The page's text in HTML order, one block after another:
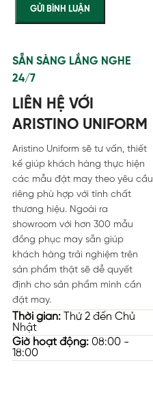
SẴN SÀNG LẮNG NGHE
24/7
LIÊN HỆ VỚI
ARISTINO UNIFORM
Aristino Uniform sẽ tư vấn, thiết
kế giúp khách hàng thực hiện
các mẫu đặt may theo yêu cầu
riêng phù hợp với tính chất
thương hiệu. Ngoài ra
showroom với hơn 300 mẫu
đồng phục may sẵn giúp
khách hàng trải nghiệm trên
sản phẩm thật sẽ dễ quyết
định cho sản phẩm mình cần
đặt may.
Thời gian:Thứ 2 đến Chủ
Nhật
Giờ hoạt động:08:00 -
18:00